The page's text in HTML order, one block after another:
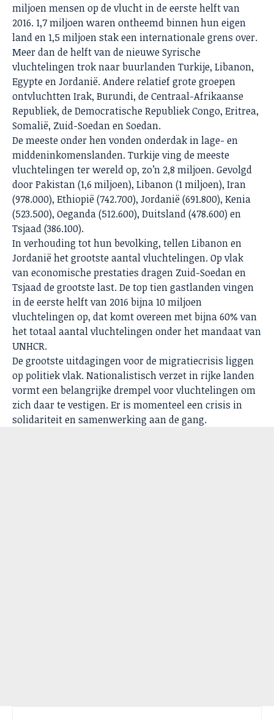
miljoen mensen op de vlucht in de eerste helft van
2016. 1,7 miljoen waren ontheemd binnen hun eigen
land en 1,5 miljoen stak een internationale grens over.
Meer dan de helft van de nieuwe Syrische
vluchtelingen trok naar buurlanden Turkije, Libanon,
Egypte en Jordanië. Andere relatief grote groepen
ontvluchtten Irak, Burundi, de Centraal-Afrikaanse
Republiek, de Democratische Republiek Congo, Eritrea,
Somalië, Zuid-Soedan en Soedan.
De meeste onder hen vonden onderdak in lage- en
middeninkomenslanden. Turkije ving de meeste
vluchtelingen ter wereld op, zo’n 2,8 miljoen. Gevolgd
door Pakistan (1,6 miljoen), Libanon (1 miljoen), Iran
(978.000), Ethiopië (742.700), Jordanië (691.800), Kenia
(523.500), Oeganda (512.600), Duitsland (478.600) en
Tsjaad (386.100).
In verhouding tot hun bevolking, tellen Libanon en
Jordanië het grootste aantal vluchtelingen. Op vlak
van economische prestaties dragen Zuid-Soedan en
Tsjaad de grootste last. De top tien gastlanden vingen
in de eerste helft van 2016 bijna 10 miljoen
vluchtelingen op, dat komt overeen met bijna 60% van
het totaal aantal vluchtelingen onder het mandaat van
UNHCR.
De grootste uitdagingen voor de migratiecrisis liggen
op politiek vlak. Nationalistisch verzet in rijke landen
vormt een belangrijke drempel voor vluchtelingen om
zich daar te vestigen. Er is momenteel een crisis in
solidariteit en samenwerking aan de gang.